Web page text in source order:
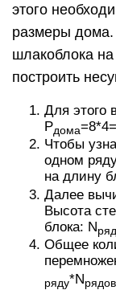
этого
размеры дома.
шлакоблока
построить
Для этого
Pдома
Чтобы
одном
на длину
Далее
Высота
блока: N
Общее
ряду*Nрядов